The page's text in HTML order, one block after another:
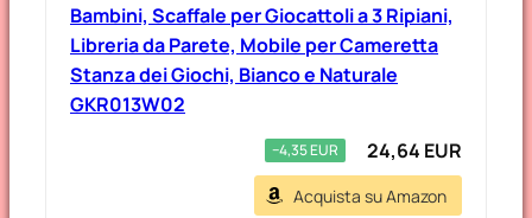
Bambini, Scaffale per Giocattoli a 3 Ripiani,
Libreria da Parete, Mobile per Cameretta
Stanza dei Giochi, Bianco e Naturale
GKR013W02
−4,35 EUR 24,64 EUR
Acquista su Amazon